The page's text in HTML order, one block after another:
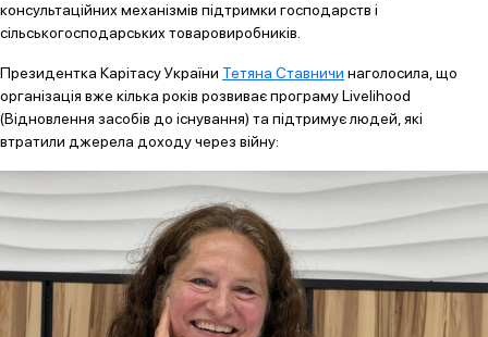
консультаційних механізмів підтримки господарств і
сільськогосподарських товаровиробників.
Президентка Карітасу України Тетяна Ставничи наголосила, що
організація вже кілька років розвиває програму Livelihood
(Відновлення засобів до існування) та підтримує людей, які
втратили джерела доходу через війну: